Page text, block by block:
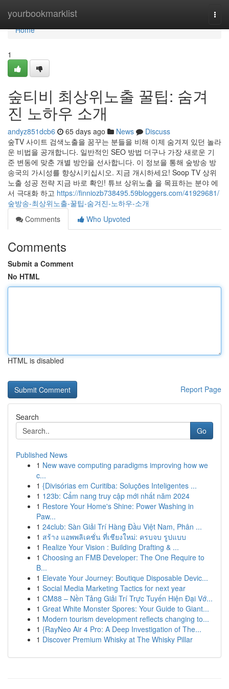
yourbookmarklist
Home
Home
1
숲티비 최상위노출 꿀팁: 숨겨
진 노하우 소개
andyz851dcb6 65 days ago News
Discuss
숲TV 사이트 검색노출을 꿈꾸는 분들을 비해 이제 숨겨져 있던 놀라
운 비법을 공개합니다. 일반적인 SEO 방법 더구나 가장 새로운 기
준 변동에 맞춘 개별 방안을 선사합니다. 이 정보을 통해 숲방송 방
송국의 가시성를 향상시키십시오. 지금 개시하세요! Soop TV 상위
노출 성공 전략 지금 바로 확인! 튜브 상위노출 을 목표하는 분야 에
서 극대화 하고 https://finniozb738495.59bloggers.com/41929681/
숲방송-최상위노출-꿀팁-숨겨진-노하우-소개
Comments
Who Upvoted
Comments
Submit a Comment
No HTML
HTML is disabled
Report Page
Search
Go
Published News
1 New wave computing paradigms improving how we
c...
1 {Divisórias em Curitiba: Soluções Inteligentes ...
1 123b: Cẩm nang truy cập mới nhất năm 2024
1 Restore Your Home's Shine: Power Washing in
Paw...
1 24club: Sàn Giải Trí Hàng Đầu Việt Nam, Phân ...
1 สร้าง แอพพลิเคชั่น ที่เชียงใหม่: ครบจบ รูปแบบ
1 Realize Your Vision : Building Drafting & ...
1 Choosing an FMB Developer: The One Require to
B...
1 Elevate Your Journey: Boutique Disposable Devic...
1 Social Media Marketing Tactics for next year
1 CM88 – Nền Tảng Giải Trí Trực Tuyến Hiện Đại Vớ...
1 Great White Monster Spores: Your Guide to Giant...
1 Modern tourism development reflects changing to...
1 {RayNeo Air 4 Pro: A Deep Investigation of The...
1 Discover Premium Whisky at The Whisky Pillar